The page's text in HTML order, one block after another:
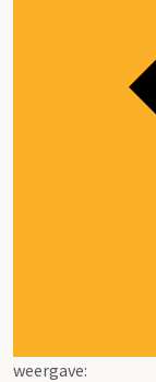
weergave: